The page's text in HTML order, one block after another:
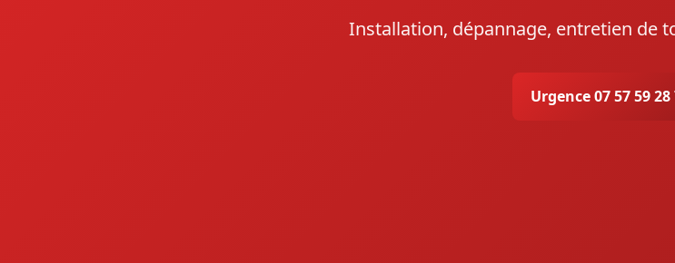
Installation, dépannage, entretien de
Urgence 07 57 59 28